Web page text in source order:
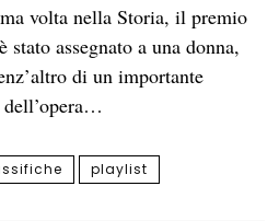
volta nella Storia, il premio
assegnato a una donna,
di un importante
playlist